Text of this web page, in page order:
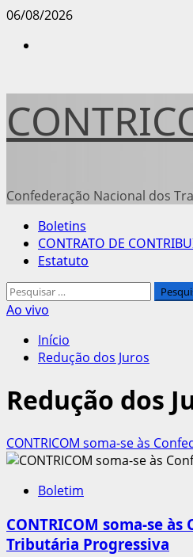
Avançar
06/08/2026
Confederação Nacional dos
Menu
principal
Boletins
CONTRATO DE
Estatuto
Pesquisar
por:
Ao vivo
Início
Redução dos Juros
Redução dos
CONTRICOM soma-se às
Boletim
CONTRICOM soma-se
Tributária Progressiva